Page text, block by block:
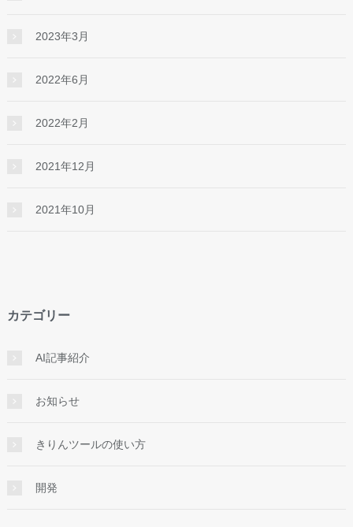
2023年3月
2022年6月
2022年2月
2021年12月
2021年10月
カテゴリー
AI記事紹介
お知らせ
きりんツールの使い方
開発